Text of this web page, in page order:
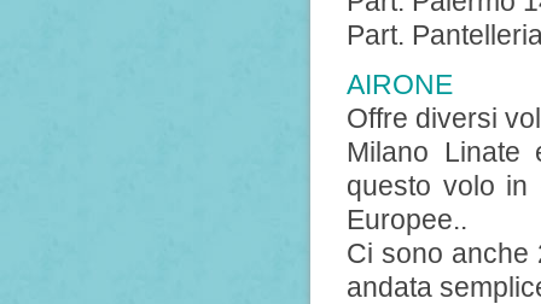
Part.
AIRONE
Offre diversi
Milano Linate
questo volo in
Europee..
Ci sono anche
andata